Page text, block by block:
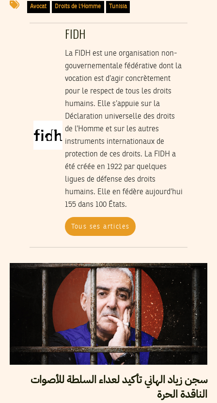
Avocat Droits de l'Homme Tunisia
FIDH
La FIDH est une organisation non-
gouvernementale fédérative dont la
vocation est d’agir concrètement
pour le respect de tous les droits
humains. Elle s’appuie sur la
Déclaration universelle des droits
de l’Homme et sur les autres
instruments internationaux de
protection de ces droits. La FIDH a
été créée en 1922 par quelques
ligues de défense des droits
humains. Elle en fédère aujourd’hui
155 dans 100 États.
Tous ses articles
سجن زياد الهاني تأكيد لعداء السلطة للأصوات
الناقدة الحرة